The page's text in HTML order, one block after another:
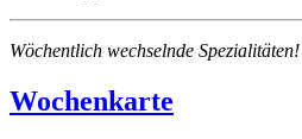
Wöchentlich wechselnde Spezialitäten!
Wochenkarte